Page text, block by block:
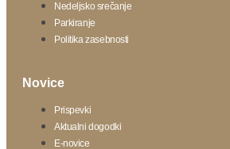
Nedeljsko srečanje
Parkiranje
Politika zasebnosti
Novice
Prispevki
Aktualni dogodki
E-novice